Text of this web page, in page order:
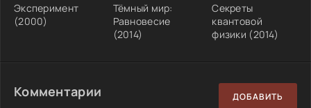
Эксперимент
(2000)
Тёмный мир:
Равновесие
(2014)
Секреты
квантовой
физики (2014)
Комментарии ДОБАВИТЬ